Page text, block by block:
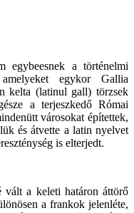
egybeesnek a történelmi
egykor Gallia
kelta (latinul gall) törzsek
a terjeszkedő Római
városokat építettek,
és átvette a latin nyelvet
is elterjedt.
vált a keleti határon áttörő
a frankok jelenléte,